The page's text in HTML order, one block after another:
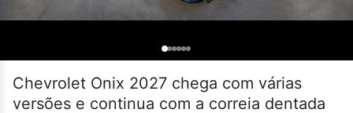
Chevrolet Onix 2027 chega com várias
versões e continua com a correia dentada